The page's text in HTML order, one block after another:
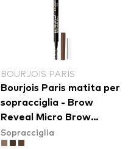
BOURJOIS PARIS
Bourjois Paris matita per
sopracciglia - Brow
Reveal Micro Brow
Pencil - 01 Blond
Sopracciglia